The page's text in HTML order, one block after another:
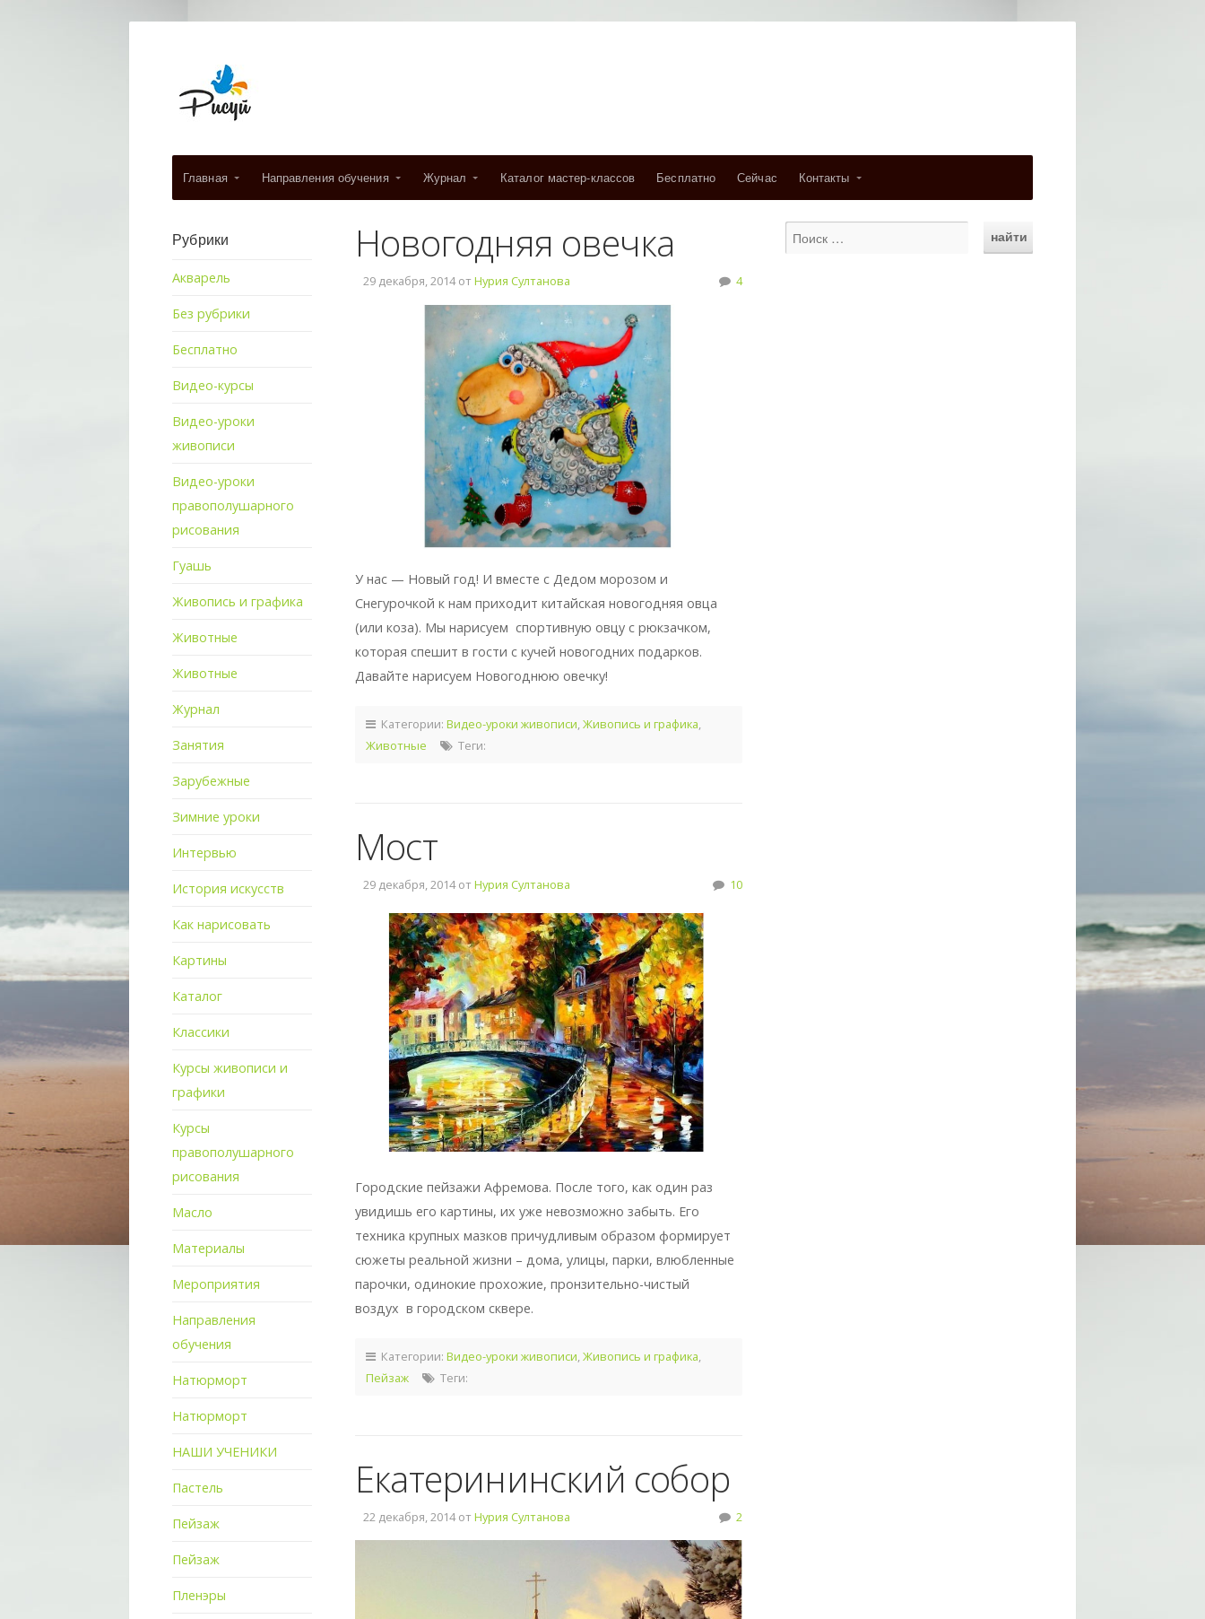
Главная Направления обучения Журнал Каталог мастер-классов Бесплатно Сейчас Контакты
Рубрики
Акварель
Без рубрики
Бесплатно
Видео-курсы
Видео-уроки
живописи
Видео-уроки
правополушарного
рисования
Гуашь
Живопись и графика
Животные
Животные
Журнал
Занятия
Зарубежные
Зимние уроки
Интервью
История искусств
Как нарисовать
Картины
Каталог
Классики
Курсы живописи и
графики
Курсы
правополушарного
рисования
Масло
Материалы
Мероприятия
Направления
обучения
Натюрморт
Натюрморт
НАШИ УЧЕНИКИ
Пастель
Пейзаж
Пейзаж
Пленэры
Новогодняя овечка
29 декабря, 2014 от Нурия Султанова 4
У нас — Новый год! И вместе с Дедом морозом и
Снегурочкой к нам приходит китайская новогодняя овца
(или коза). Мы нарисуем спортивную овцу с рюкзачком,
которая спешит в гости с кучей новогодних подарков.
Давайте нарисуем Новогоднюю овечку!
Категории: Видео-уроки живописи Живопись и графика
Животные
Теги:
Мост
29 декабря, 2014 от Нурия Султанова 10
Городские пейзажи Афремова. После того, как один раз
увидишь его картины, их уже невозможно забыть. Его
техника крупных мазков причудливым образом формирует
сюжеты реальной жизни – дома, улицы, парки, влюбленные
парочки, одинокие прохожие, пронзительно-чистый
воздух в городском сквере.
Категории: Видео-уроки живописи,Живопись и графика,
Пейзаж
Теги:
Екатерининский собор
22 декабря, 2014 от Нурия Султанова 2